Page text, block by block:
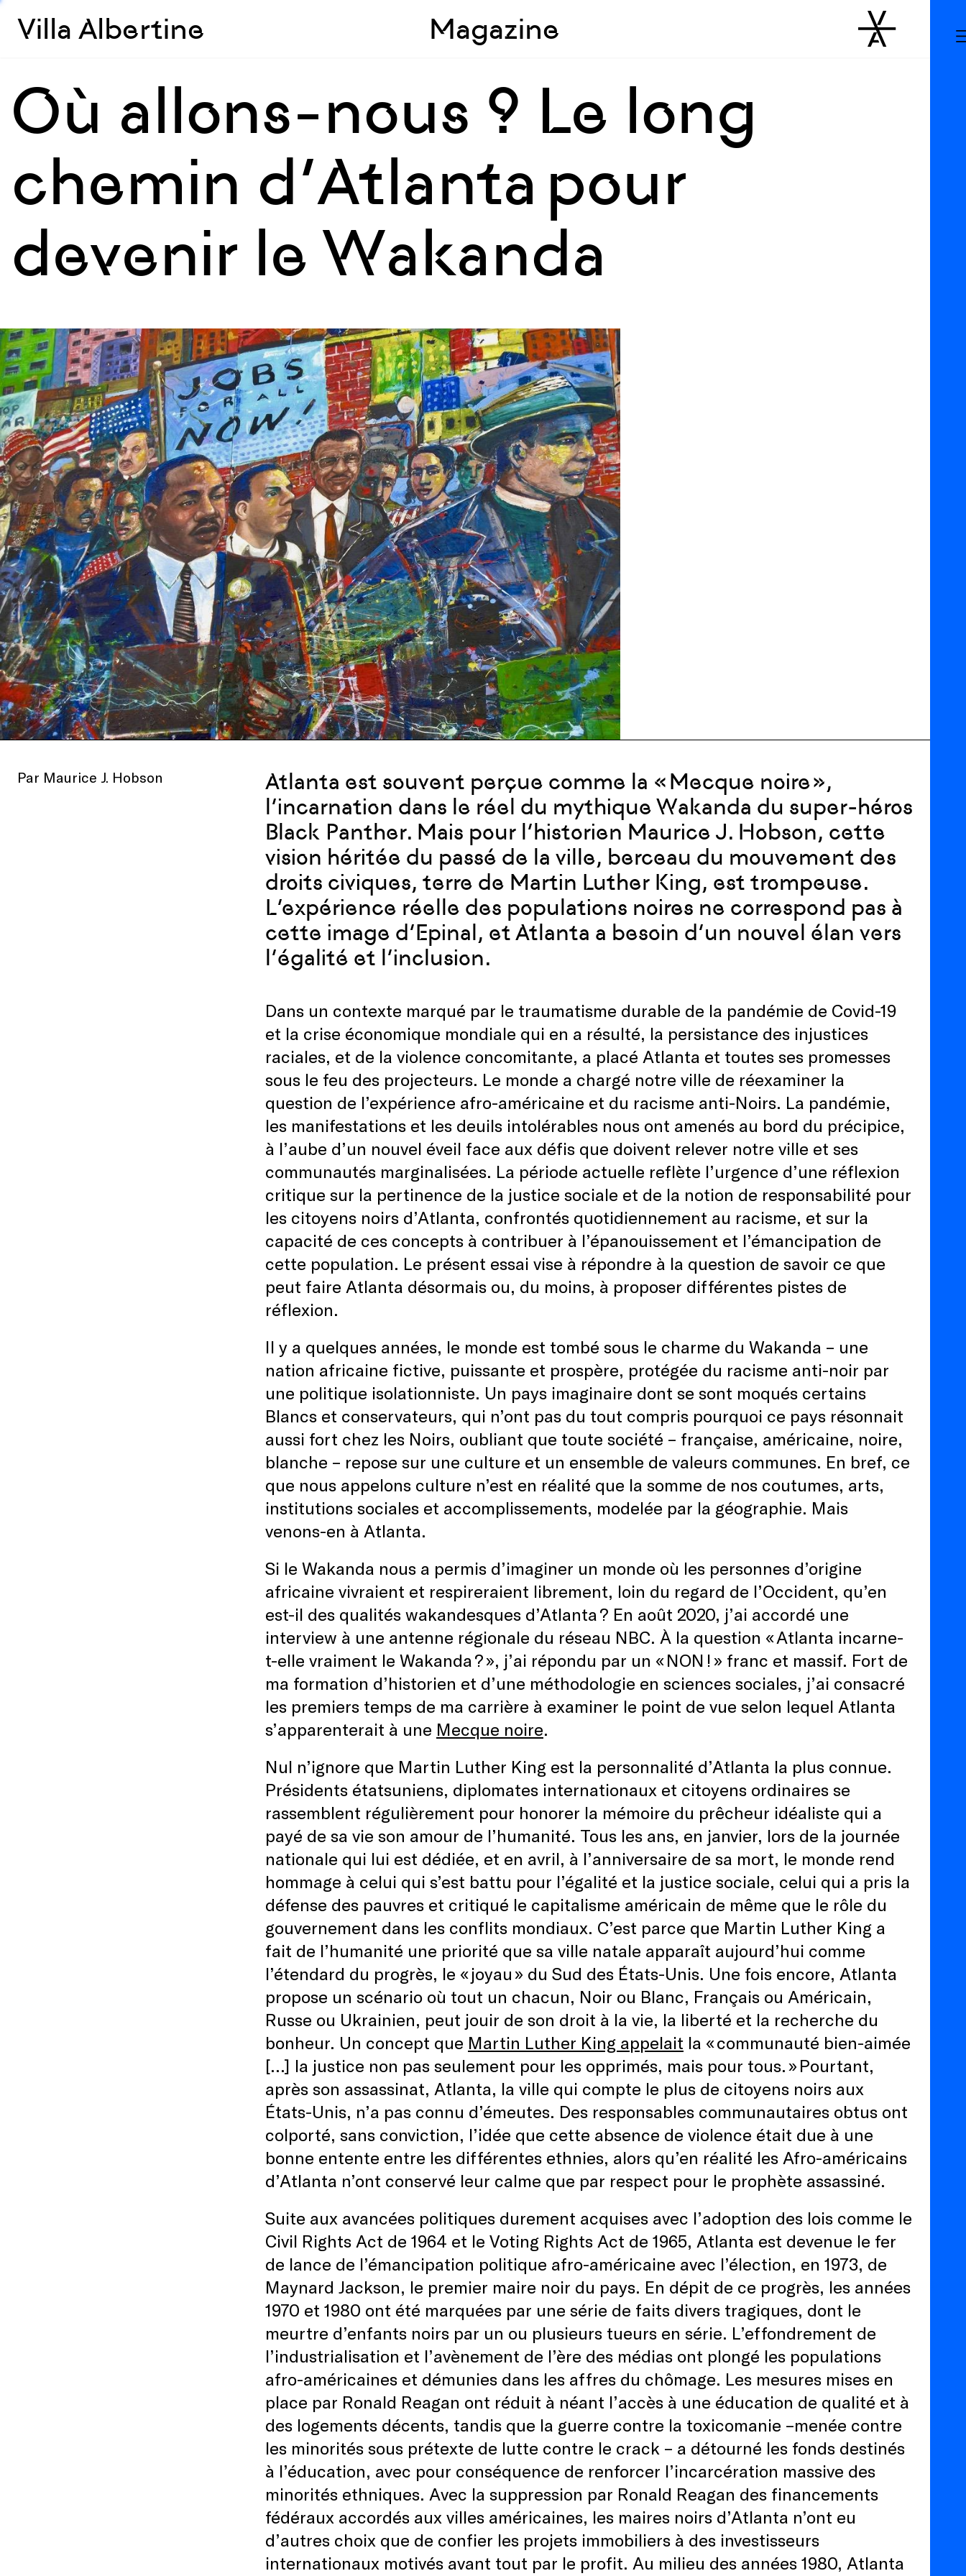
Skip to main
Skip to sidebar
Villa Albertine Magazine
Où allons-nous ? Le long
chemin d’Atlanta pour
devenir le Wakanda
Par Maurice J. Hobson
Atlanta est souvent perçue comme la « Mecque noire »,
l’incarnation dans le réel du mythique Wakanda du super-héros
Black Panther. Mais pour l’historien Maurice J. Hobson, cette
vision héritée du passé de la ville, berceau du mouvement des
droits civiques, terre de Martin Luther King, est trompeuse.
L’expérience réelle des populations noires ne correspond pas à
cette image d’Epinal, et Atlanta a besoin d’un nouvel élan vers
l’égalité et l’inclusion.
Dans un contexte marqué par le traumatisme durable de la pandémie de Covid-19
et la crise économique mondiale qui en a résulté, la persistance des injustices
raciales, et de la violence concomitante, a placé Atlanta et toutes ses promesses
sous le feu des projecteurs. Le monde a chargé notre ville de réexaminer la
question de l’expérience afro-américaine et du racisme anti-Noirs. La pandémie,
les manifestations et les deuils intolérables nous ont amenés au bord du précipice,
à l’aube d’un nouvel éveil face aux défis que doivent relever notre ville et ses
communautés marginalisées. La période actuelle reflète l’urgence d’une réflexion
critique sur la pertinence de la justice sociale et de la notion de responsabilité pour
les citoyens noirs d’Atlanta, confrontés quotidiennement au racisme, et sur la
capacité de ces concepts à contribuer à l’épanouissement et l’émancipation de
cette population. Le présent essai vise à répondre à la question de savoir ce que
peut faire Atlanta désormais ou, du moins, à proposer différentes pistes de
réflexion.
Il y a quelques années, le monde est tombé sous le charme du Wakanda – une
nation africaine fictive, puissante et prospère, protégée du racisme anti-noir par
une politique isolationniste. Un pays imaginaire dont se sont moqués certains
Blancs et conservateurs, qui n’ont pas du tout compris pourquoi ce pays résonnait
aussi fort chez les Noirs, oubliant que toute société – française, américaine, noire,
blanche – repose sur une culture et un ensemble de valeurs communes. En bref, ce
que nous appelons culture n’est en réalité que la somme de nos coutumes, arts,
institutions sociales et accomplissements, modelée par la géographie. Mais
venons-en à Atlanta.
Si le Wakanda nous a permis d’imaginer un monde où les personnes d’origine
africaine vivraient et respireraient librement, loin du regard de l’Occident, qu’en
est-il des qualités wakandesques d’Atlanta ? En août 2020, j’ai accordé une
interview à une antenne régionale du réseau NBC. À la question « Atlanta incarne-
t-elle vraiment le Wakanda ? », j’ai répondu par un « NON ! » franc et massif. Fort de
ma formation d’historien et d’une méthodologie en sciences sociales, j’ai consacré
les premiers temps de ma carrière à examiner le point de vue selon lequel Atlanta
s’apparenterait à une Mecque noire.
Nul n’ignore que Martin Luther King est la personnalité d’Atlanta la plus connue.
Présidents étatsuniens, diplomates internationaux et citoyens ordinaires se
rassemblent régulièrement pour honorer la mémoire du prêcheur idéaliste qui a
payé de sa vie son amour de l’humanité. Tous les ans, en janvier, lors de la journée
nationale qui lui est dédiée, et en avril, à l’anniversaire de sa mort, le monde rend
hommage à celui qui s’est battu pour l’égalité et la justice sociale, celui qui a pris la
défense des pauvres et critiqué le capitalisme américain de même que le rôle du
gouvernement dans les conflits mondiaux. C’est parce que Martin Luther King a
fait de l’humanité une priorité que sa ville natale apparaît aujourd’hui comme
l’étendard du progrès, le « joyau » du Sud des États-Unis. Une fois encore, Atlanta
propose un scénario où tout un chacun, Noir ou Blanc, Français ou Américain,
Russe ou Ukrainien, peut jouir de son droit à la vie, la liberté et la recherche du
bonheur. Un concept que Martin Luther King appelait la « communauté bien-aimée
[…] la justice non pas seulement pour les opprimés, mais pour tous. » Pourtant,
après son assassinat, Atlanta, la ville qui compte le plus de citoyens noirs aux
États-Unis, n’a pas connu d’émeutes. Des responsables communautaires obtus ont
colporté, sans conviction, l’idée que cette absence de violence était due à une
bonne entente entre les différentes ethnies, alors qu’en réalité les Afro-américains
d’Atlanta n’ont conservé leur calme que par respect pour le prophète assassiné.
Suite aux avancées politiques durement acquises avec l’adoption des lois comme le
Civil Rights Act de 1964 et le Voting Rights Act de 1965, Atlanta est devenue le fer
de lance de l’émancipation politique afro-américaine avec l’élection, en 1973, de
Maynard Jackson, le premier maire noir du pays. En dépit de ce progrès, les années
1970 et 1980 ont été marquées par une série de faits divers tragiques, dont le
meurtre d’enfants noirs par un ou plusieurs tueurs en série. L’effondrement de
l’industrialisation et l’avènement de l’ère des médias ont plongé les populations
afro-américaines et démunies dans les affres du chômage. Les mesures mises en
place par Ronald Reagan ont réduit à néant l’accès à une éducation de qualité et à
des logements décents, tandis que la guerre contre la toxicomanie –menée contre
les minorités sous prétexte de lutte contre le crack – a détourné les fonds destinés
à l’éducation, avec pour conséquence de renforcer l’incarcération massive des
minorités ethniques. Avec la suppression par Ronald Reagan des financements
fédéraux accordés aux villes américaines, les maires noirs d’Atlanta n’ont eu
d’autres choix que de confier les projets immobiliers à des investisseurs
internationaux motivés avant tout par le profit. Au milieu des années 1980, Atlanta